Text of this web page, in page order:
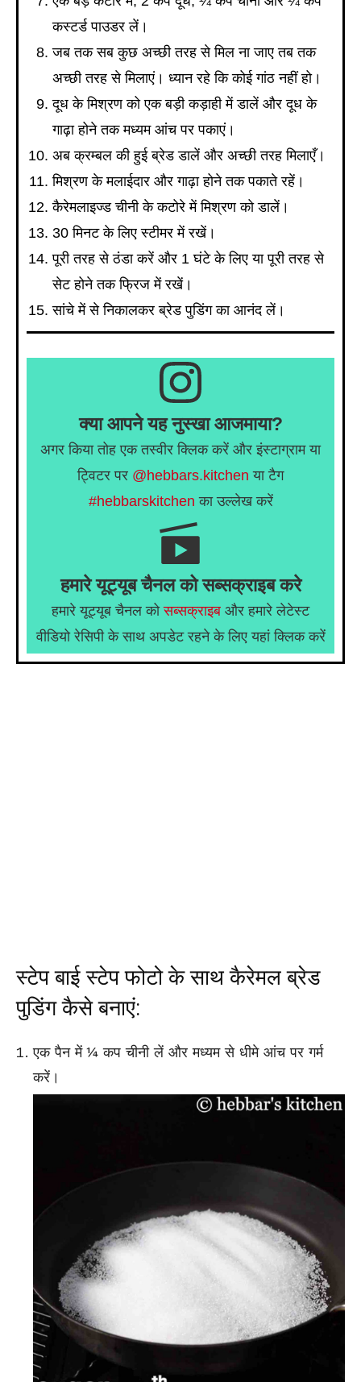
कस्टर्ड पाउडर लें।
जब तक सब कुछ अच्छी तरह से मिल ना जाए तब तक
अच्छी तरह से मिलाएं। ध्यान रहे कि कोई गांठ नहीं हो।
दूध के मिश्रण को एक बड़ी कड़ाही में डालें और दूध के
गाढ़ा होने तक मध्यम आंच पर पकाएं।
अब क्रम्बल की हुई ब्रेड डालें और अच्छी तरह मिलाएँ।
मिश्रण के मलाईदार और गाढ़ा होने तक पकाते रहें।
कैरेमलाइज्ड चीनी के कटोरे में मिश्रण को डालें।
30 मिनट के लिए स्टीमर में रखें।
पूरी तरह से ठंडा करें और 1 घंटे के लिए या पूरी तरह से
सेट होने तक फ्रिज में रखें।
सांचे में से निकालकर ब्रेड पुडिंग का आनंद लें।
क्या आपने यह नुस्खा आजमाया?
अगर किया तोह एक तस्वीर क्लिक करें और इंस्टाग्राम या
ट्विटर पर @hebbars.kitchen या टैग
#hebbarskitchen का उल्लेख करें
हमारे यूट्यूब चैनल को सब्सक्राइब करे
हमारे यूट्यूब चैनल कोसब्सक्राइब और हमारे लेटेस्ट
वीडियो रेसिपी के साथ अपडेट रहने के लिए यहां क्लिक करें
स्टेप बाई स्टेप फोटो के साथ कैरेमल ब्रेड
पुडिंग कैसे बनाएं:
एक पैन में ¼ कप चीनी लें और मध्यम से धीमे आंच पर गर्म
करें।